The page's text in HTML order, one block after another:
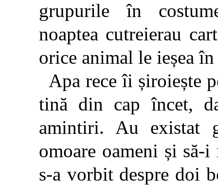
grupurile în
noaptea cutreierau
orice animal le ieșea în
Apa rece îi șiroiește
tină din cap încet,
amintiri. Au existat
omoare oameni și să-i
s-a vorbit despre doi